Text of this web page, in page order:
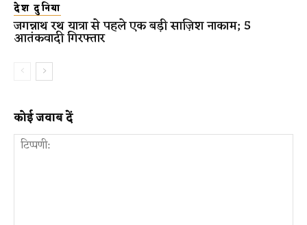
देश दुनिया
जगन्नाथ रथ यात्रा से पहले एक बड़ी साज़िश नाकाम; 5
आतंकवादी गिरफ्तार
कोई जवाब दें